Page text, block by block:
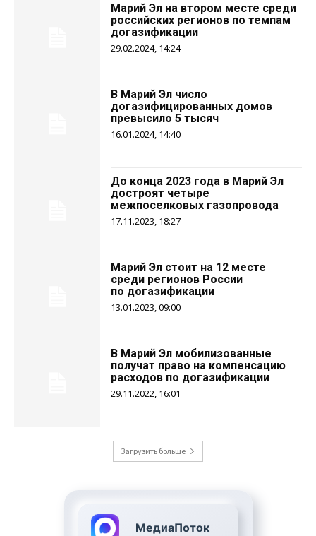
Марий Эл на втором месте среди
российских регионов по темпам
догазификации
29.02.2024, 14:24
В Марий Эл число
догазифицированных домов
превысило 5 тысяч
16.01.2024, 14:40
До конца 2023 года в Марий Эл
достроят четыре
межпоселковых газопровода
17.11.2023, 18:27
Марий Эл стоит на 12 месте
среди регионов России
по догазификации
13.01.2023, 09:00
В Марий Эл мобилизованные
получат право на компенсацию
расходов по догазификации
29.11.2022, 16:01
Загрузить больше
МедиаПоток